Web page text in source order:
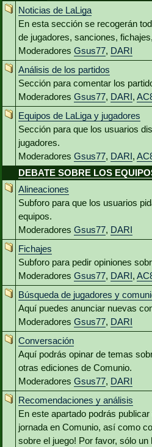
Noticias de LaLiga
En esta sección se recogerán
de jugadores, sanciones,
Moderadores Gsus77, DARI
Análisis de los partidos
Sección para comentar los
Moderadores Gsus77, DARI,
Equipos de LaLiga y jugadores
Sección para que los usuarios
jugadores.
Moderadores Gsus77, DARI,
DEBATE SOBRE LOS
Alineaciones
Subforo para que los usuarios
equipos.
Moderadores Gsus77, DARI
Fichajes
Subforo para pedir opiniones
Moderadores Gsus77, DARI,
Búsqueda de jugadores y
Aquí puedes anunciar nuevas
Moderadores Gsus77, DARI
Conversación
Aquí podrás opinar de temas
otras ediciones de Comunio.
Moderadores Gsus77, DARI
Recomendaciones y análisis
En este apartado podrás
jornada en Comunio, así como
sobre el juego! Por favor, sólo